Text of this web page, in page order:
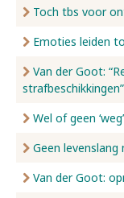
Toch tbs voor
Emoties leiden
Van der Goot:
strafbeschikkingen”
Wel of geen
Geen
Van der Goot: